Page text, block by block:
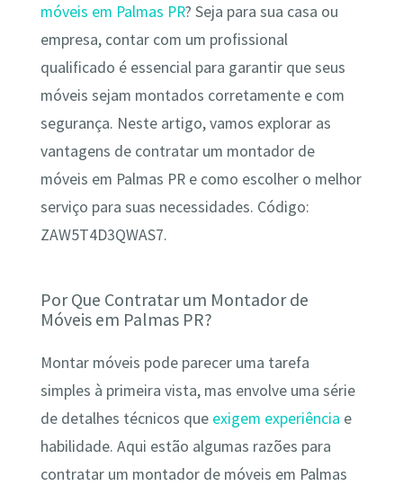
móveis em Palmas PR? Seja para sua casa ou
empresa, contar com um profissional
qualificado é essencial para garantir que seus
móveis sejam montados corretamente e com
segurança. Neste artigo, vamos explorar as
vantagens de contratar um montador de
móveis em Palmas PR e como escolher o melhor
serviço para suas necessidades. Código:
ZAW5T4D3QWAS7.
Por Que Contratar um Montador de
Móveis em Palmas PR?
Montar móveis pode parecer uma tarefa
simples à primeira vista, mas envolve uma série
de detalhes técnicos que exigem experiência e
habilidade. Aqui estão algumas razões para
contratar um montador de móveis em Palmas